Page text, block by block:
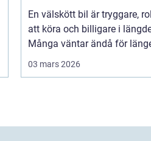
En välskött bil är tryggare,
att köra och billigare i
Många väntar ändå för
03 mars 2026